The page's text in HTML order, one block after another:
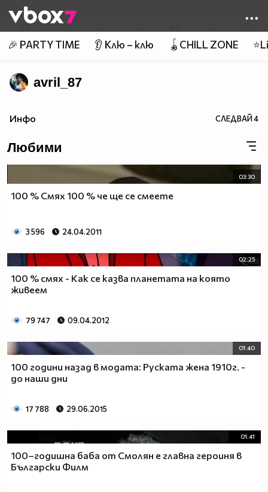
👾
🎉 PARTY TIME 👂 Клю – клю 🪀CHILL ZONE
avril_87
Инфо СЛЕДВАЙ4
Любими
03:30
100 % Смях 100 % че ще се смеeте
3 596 24.04.2011
02:25
100 % смях - Как се казва планетата на която
живеем
79 747 09.04.2012
01:40
100 години назад в модата: Руската жена 1910г. -
до наши дни
17 788 29.06.2015
01:41
100–годишна баба от Смолян е главна героиня в
Български Филм